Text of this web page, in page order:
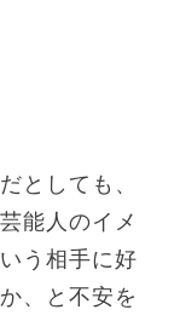
としても、
能人のイメ
う相手に好
、と不安を